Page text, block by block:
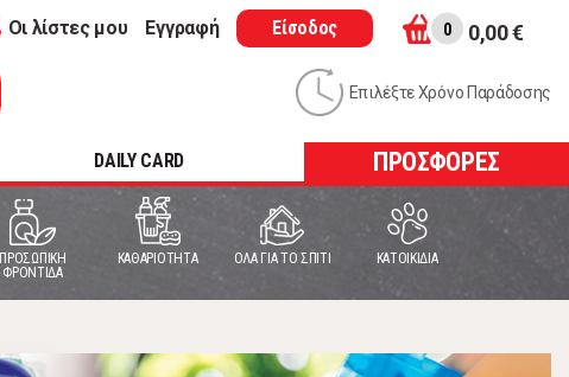
Οι λίστες μου Εγγραφή Είσοδος 0 0,00 €
Επιλέξτε Χρόνο Παράδοσης
DAILY CARD ΠΡΟΣΦΟΡΕΣ
ΠΡΟΣΩΠΙΚΗ
ΦΡΟΝΤΙΔΑ
ΚΑΘΑΡΙΟΤΗΤΑ ΟΛΑ ΓΙΑ ΤΟ ΣΠΙΤΙ ΚΑΤΟΙΚΙΔΙΑ